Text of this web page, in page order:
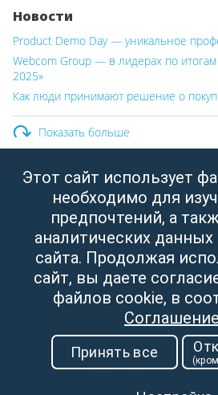
Этот сайт использует
необходимо для
предпочтений, а
аналитических
сайта. Продолжая
сайт, вы даете
файлов cookie, в
Принять все
Новости
Product Demo Day — уникальное
Webcom Group — в лидерах по
2025»
Как люди принимают решение о
Показать больше
ООО «Вебком Групп»
Юридический адрес:
Республика Беларусь, г. Минск,
ул. Свердлова, д.11, пом. 332
УНП: 190437288
Зарегистрировано Мингорисполкомом от